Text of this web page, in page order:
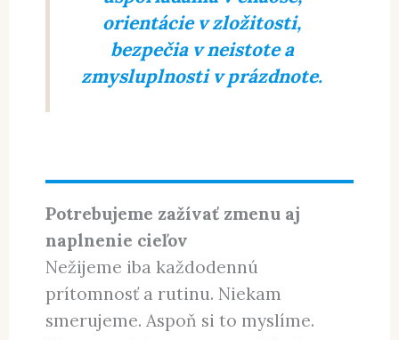
Poskytujú nám totiž pocit
zmysluplnosti v prázdnote.
Potrebujeme zažívať zmenu aj